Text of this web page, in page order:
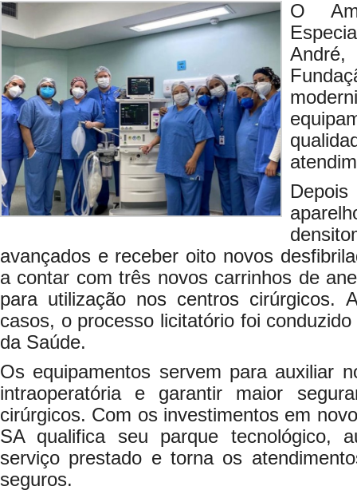
O
avançados e receber oito novos
a contar com três novos carrinhos de
para utilização nos centros cirúrgicos.
casos, o processo licitatório foi
da Saúde.
Os equipamentos servem para auxiliar
intraoperatória e garantir maior
cirúrgicos. Com os investimentos em
SA qualifica seu parque tecnológico,
serviço prestado e torna os
seguros.